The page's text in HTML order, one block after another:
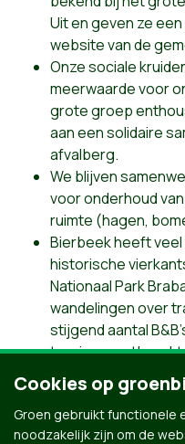
Uit en geven ze
website van de
Onze sociale
meerwaarde voor
grote groep
aan een solidaire
afvalberg.
We blijven
voor onderhoud
ruimte (hagen,
Bierbeek heeft
historische
Nationaal Park
wandelingen over
stijgend aantal
toerisme ontbreekt.
Groen Bierbeek wil
coherente visie op
Vorige
Cookies op
Groen gebruikt functionele
noodzakelijk zijn om de